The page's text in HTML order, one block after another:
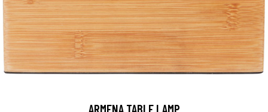
ARMENA TABLE LAMP